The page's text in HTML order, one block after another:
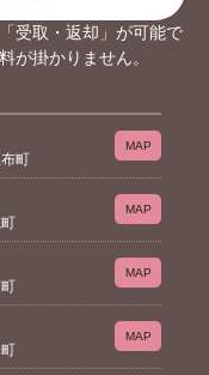
受取・返却」が可能で
が掛かりません。
町
MAP
MAP
MAP
MAP